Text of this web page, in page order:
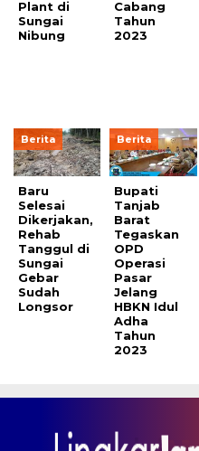
Plant di
Sungai
Nibung
Cabang
Tahun
2023
Berita
Baru
Selesai
Dikerjakan,
Rehab
Tanggul di
Sungai
Gebar
Sudah
Longsor
Berita
Bupati
Tanjab
Barat
Tegaskan
OPD
Operasi
Pasar
Jelang
HBKN Idul
Adha
Tahun
2023